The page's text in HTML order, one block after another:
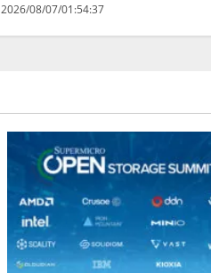
2026/08/07/01:54:37